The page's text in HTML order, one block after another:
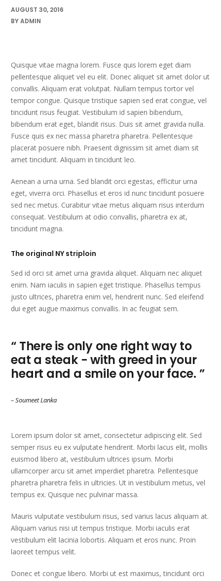
AUGUST 30, 2016
BYADMIN
Quisque vitae magna lorem. Fusce quis lorem eget diam
pellentesque aliquet vel eu elit. Donec aliquet sit amet dolor ut
convallis. Aliquam erat volutpat. Nullam tempus tortor vel
tempor congue. Quisque tristique sapien sed erat congue, vel
tincidunt risus feugiat. Vestibulum id sapien bibendum,
bibendum erat eget, blandit risus. Duis sit amet gravida nulla.
Fusce quis ex nec massa pharetra pharetra. Pellentesque
placerat posuere nibh. Praesent dignissim sit amet diam sit
amet tincidunt. Aliquam in tincidunt leo.
Aenean a urna urna. Sed blandit orci egestas, efficitur urna
eget, viverra orci. Phasellus et eros id nunc tincidunt posuere
sed nec metus. Curabitur vitae metus aliquam risus interdum
consequat. Vestibulum at odio convallis, pharetra ex at,
tincidunt magna.
The original NY striploin
Sed id orci sit amet urna gravida aliquet. Aliquam nec aliquet
enim. Nam iaculis in sapien eget tristique. Phasellus tempus
justo ultrices, pharetra enim vel, hendrerit nunc. Sed eleifend
dui eget augue maximus convallis. In ac feugiat sem.
“ There is only one right way to
eat a steak - with greed in your
heart and a smile on your face. ”
– Soumeet Lanka
Lorem ipsum dolor sit amet, consectetur adipiscing elit. Sed
semper risus eu ex vulputate hendrerit. Morbi lacus elit, mollis
euismod libero at, vestibulum ultrices ipsum. Morbi
ullamcorper arcu sit amet imperdiet pharetra. Pellentesque
pharetra pharetra felis in ultricies. Ut in vestibulum metus, vel
tempus ex. Quisque nec pulvinar massa.
Mauris vulputate vestibulum risus, sed varius lacus aliquam at.
Aliquam varius nisi ut tempus tristique. Morbi iaculis erat
vestibulum elit lacinia lobortis. Aliquam et eros nunc. Proin
laoreet tempus velit.
Donec et congue libero. Morbi ut est maximus, tincidunt orci